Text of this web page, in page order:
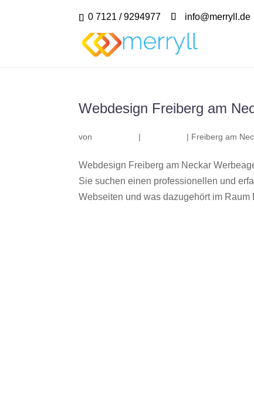
0 7121 / 9294977 info@merryll.de
Webdesign Freiberg am
von | | Freiberg am
Webdesign Freiberg am Neckar
Sie suchen einen professionellen und
Webseiten und was dazugehört im Raum